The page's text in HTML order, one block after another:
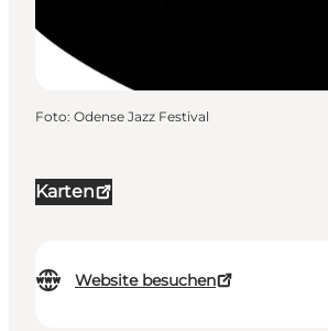
Karten
Website besuchen
Foto: Odense Jazz Festival